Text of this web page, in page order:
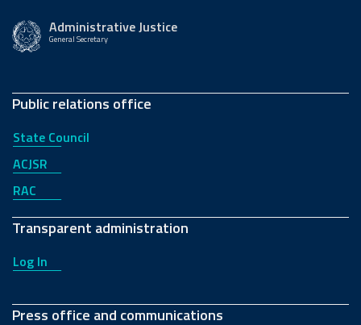
Administrative Justice
General Secretary
Public relations office
State Council
ACJSR
RAC
Transparent administration
Log In
Press office and communications